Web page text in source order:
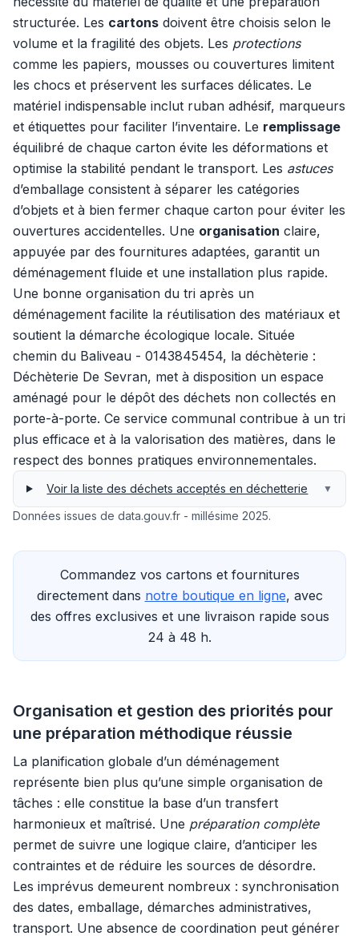
structurée. Les cartons doivent être choisis selon le
volume et la fragilité des objets. Les protections
comme les papiers, mousses ou couvertures limitent
les chocs et préservent les surfaces délicates. Le
matériel indispensable inclut ruban adhésif, marqueurs
et étiquettes pour faciliter l’inventaire. Le remplissage
équilibré de chaque carton évite les déformations et
optimise la stabilité pendant le transport. Les astuces
d’emballage consistent à séparer les catégories
d’objets et à bien fermer chaque carton pour éviter les
ouvertures accidentelles. Une organisation claire,
appuyée par des fournitures adaptées, garantit un
déménagement fluide et une installation plus rapide.
Une bonne organisation du tri après un
déménagement facilite la réutilisation des matériaux et
soutient la démarche écologique locale. Située
chemin du Baliveau - 0143845454, la déchèterie :
Déchèterie De Sevran, met à disposition un espace
aménagé pour le dépôt des déchets non collectés en
porte-à-porte. Ce service communal contribue à un tri
plus efficace et à la valorisation des matières, dans le
respect des bonnes pratiques environnementales.
Voir la liste des déchets acceptés en déchetterie ▼
Données issues de data.gouv.fr - millésime 2025.
Commandez vos cartons et fournitures
directement dans notre boutique en ligne, avec
des offres exclusives et une livraison rapide sous
24 à 48 h.
Organisation et gestion des priorités pour
une préparation méthodique réussie
La planification globale d’un déménagement
représente bien plus qu’une simple organisation de
tâches : elle constitue la base d’un transfert
harmonieux et maîtrisé. Une préparation complète
permet de suivre une logique claire, d’anticiper les
contraintes et de réduire les sources de désordre.
Les imprévus demeurent nombreux : synchronisation
des dates, emballage, démarches administratives,
transport. Une absence de coordination peut générer